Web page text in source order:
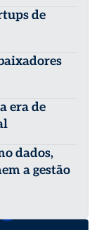
de
era de
dados,
a gestão